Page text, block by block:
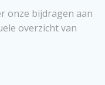
onze bijdragen aan
overzicht van